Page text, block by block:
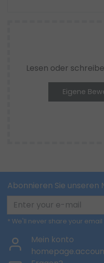
Lesen oder
Eigene
Abonnieren Sie unseren
* We'll never share your
Mein konto